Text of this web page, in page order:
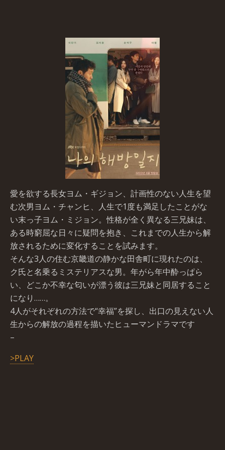
愛を欲する長女ヨム・ギジョン、計画性のない人生を望
む次男ヨム・チャンヒ、人生で1度も満足したことがな
い末っ子ヨム・ミジョン。性格が全く異なる三兄妹は、
ある時窮屈な日々に疑問を抱き、これまでの人生から解
放されるために変化することを試みます。
そんな3人の住む京畿道の静かな田舎町に現れたのは、
ク氏と名乗るミステリアスな男。年がら年中酔っぱら
い、どこか不幸な匂いが漂う彼は三兄妹と同居すること
になり……。
4人がそれぞれの方法で“幸福”を探し、出口の見えない人
生からの解放の過程を描いたヒューマンドラマです
–
>PLAY